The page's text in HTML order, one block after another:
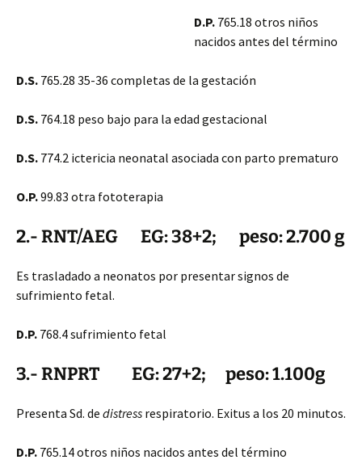
D.P. 765.18 otros niños
nacidos antes del término
D.S. 765.28 35-36 completas de la gestación
D.S. 764.18 peso bajo para la edad gestacional
D.S. 774.2 ictericia neonatal asociada con parto prematuro
O.P.99.83 otra fototerapia
2.- RNT/AEG EG: 38+2; peso: 2.700g
Es trasladado a neonatos por presentar signos de
sufrimiento fetal.
D.P. 768.4 sufrimiento fetal
3.- RNPRT EG: 27+2; peso: 1.100g
Presenta Sd. de distress respiratorio. Exitus a los 20 minutos.
D.P. 765.14 otros niños nacidos antes del término